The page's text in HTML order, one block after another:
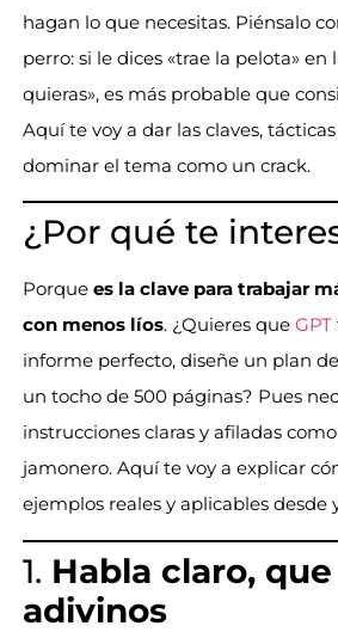
hagan lo que necesitas. Piénsalo
perro: si le dices «trae la pelota» en
quieras», es más probable que
Aquí te voy a dar las claves,
dominar el tema como un crack.
¿Por qué te
Porque es la clave para trabajar
con menos líos. ¿Quieres que GPT
informe perfecto, diseñe un plan
un tocho de 500 páginas? Pues
instrucciones claras y afiladas
jamonero. Aquí te voy a explicar
ejemplos reales y aplicables desde
1. Habla claro,
adivinos